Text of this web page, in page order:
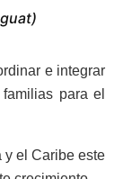
e integrar
para el
y el Caribe este